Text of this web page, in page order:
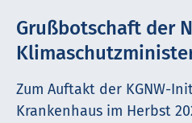
Grußbotschaft der
Zum Auftakt der KGNW-
Krank­en­haus im Herbst